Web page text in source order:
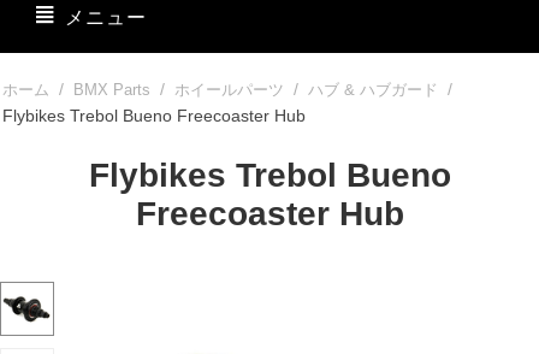
メニュー
ホーム / BMX Parts / ホイールパーツ / ハブ & ハブガード
/
Flybikes Trebol Bueno Freecoaster Hub
Flybikes Trebol Bueno
Freecoaster Hub